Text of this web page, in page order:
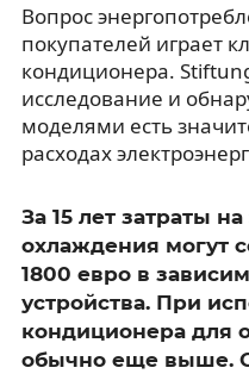
Вопрос
покупателей играет
кондиционера.
исследование и
моделями есть
расходах
За 15 лет затраты
охлаждения могут
1800 евро в
устройства. При
кондиционера для
обычно еще выше.